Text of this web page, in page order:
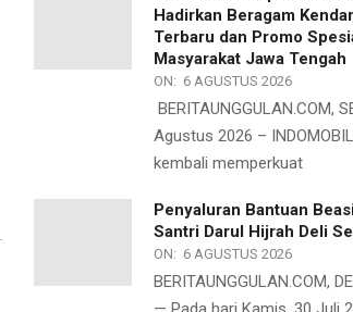
Hadirkan Beragam
Terbaru dan Promo
Masyarakat Jawa Tengah
ON: 6 AGUSTUS 2026
BERITAUNGGULAN.COM,
Agustus 2026 –
kembali memperkuat
Penyaluran Bantuan
Santri Darul Hijrah Deli
ON: 6 AGUSTUS 2026
BERITAUNGGULAN.COM,